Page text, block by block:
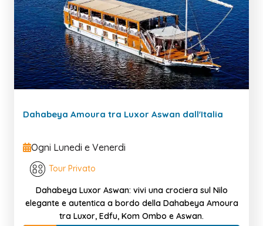
Dahabeya Amoura tra Luxor Aswan dall'Italia
Ogni Lunedi e Venerdi
Tour Privato
Dahabeya Luxor Aswan: vivi una crociera sul Nilo
elegante e autentica a bordo della Dahabeya Amoura
tra Luxor, Edfu, Kom Ombo e Aswan.